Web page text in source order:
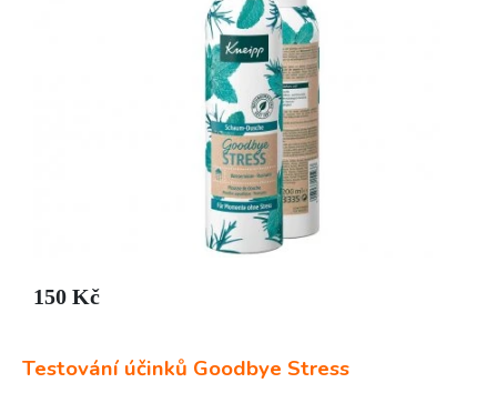
Testování účinků Goodbye Stress